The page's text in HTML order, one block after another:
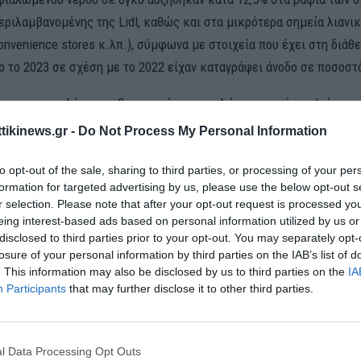
- Do Not Process My Personal Information
opt-out of the sale, sharing to third parties, or processing of your
for targeted advertising by us, please use the below opt-out
selection. Please note that after your opt-out request is processed
interest-based ads based on personal information utilized by us
to third parties prior to your opt-out. You may separately
of your personal information by third parties on the IAB’s list of
This information may also be disclosed by us to third parties on the
Participants that may further disclose it to other third parties.
Data Processing Opt Outs
της Lidl, καθώς και στα μικρότερα σημεία
stores κ.λπ.), σύμφωνα με στοιχεία που έχει στη
το 2023 σε σχέση με το 2022 είχαν καταγράψει άνοδο σε
με στελέχη της βιομηχανίας εμφιαλώσεων, από τον Ιούνιο
κινείται υψηλότερα.
η ζήτηση που μπορεί το επόμενο διάστημα να παρατηρηθούν
μιας και δεν φτάνουν οι νταλίκες για να ικανοποιήσουν το
λένε οι ίδιες πηγές.
στα μερίδια
ευνοεί σχεδόν όλες τις επιχειρήσεις, δεν καρπώνονται
τους πρώτους πέντε μήνες εφέτος σε σύγκριση με το αντίστοιχο